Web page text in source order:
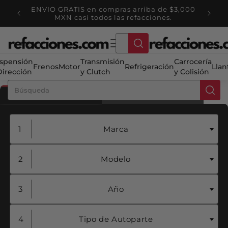
directamente
al contenido
Habla con un EXPERTO +52 5623600047
FrenosMotor
Transmisión
y Clutch
Refrigeración
Carrocería
y Colisión
Auto Partes
Marca
Modelo
Año
Tipo de Autoparte